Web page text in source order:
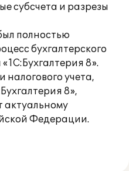
субсчета и разрезы
полностью
бухгалтерского
8».
налогового учета,
8»,
актуальному
Федерации.